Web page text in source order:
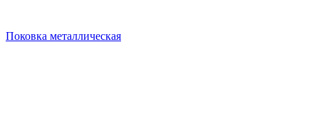
Поковка металлическая